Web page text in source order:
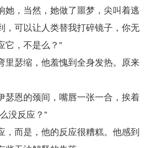
她，当然，她做了噩梦，尖叫着逃
，可以让人类替我打碎镜子，你无
它，不是么？”
里瑟缩，他羞愧到全身发热。原来
瑟恩的颈间，嘴唇一张一合，挨着
没反应？”
，而是，他的反应很糟糕。他感到